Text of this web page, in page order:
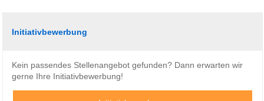
Initiativbewerbung
Kein passendes Stellenangebot gefunden? Dann erwarten wir
gerne Ihre Initiativbewerbung!